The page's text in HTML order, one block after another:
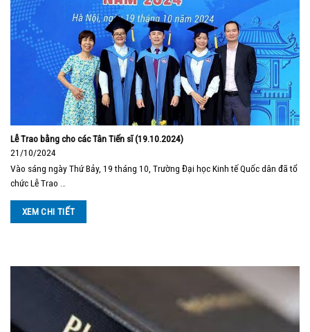
Lễ Trao bằng cho các Tân Tiến sĩ (19.10.2024)
21/10/2024
Vào sáng ngày Thứ Bảy, 19 tháng 10, Trường Đại học Kinh tế Quốc dân đã tổ
chức Lễ Trao …
XEM CHI TIẾT